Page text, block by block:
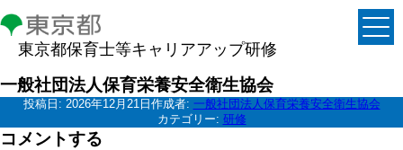
東京都保育士等キャリアアップ研修
一般社団法人保育栄養安全衛生協会
投稿日: 2026年12月21日 作成者: 一般社団法人保育栄養安全衛生協会
カテゴリー: 研修
コメントする